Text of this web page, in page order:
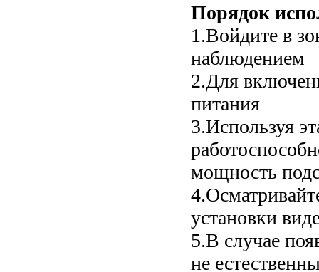
Порядок
1.Войдите в
наблюдением
2.Для
питания
3.Используя
мощность
установки
5.В случае
не